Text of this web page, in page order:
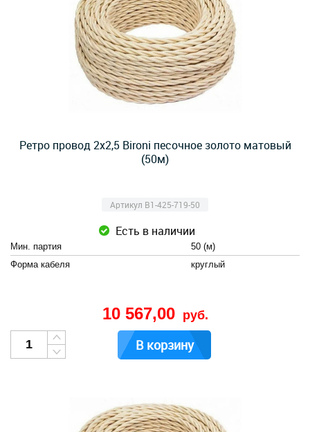
Ретро провод 2х2,5 Bironi песочное золото матовый
(50м)
Артикул B1-425-719-50
Есть в наличии
Мин. партия
50 (м)
Форма кабеля
круглый
10 567,00 руб.
В корзину